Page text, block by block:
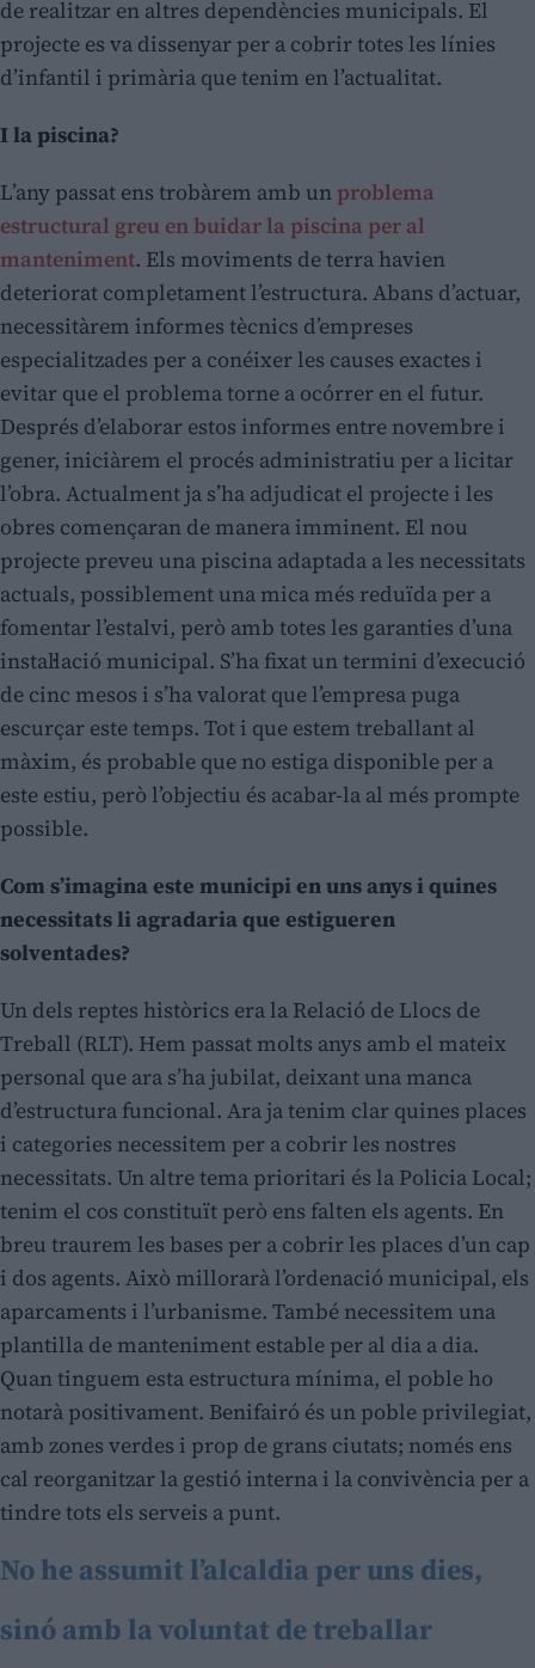
de realitzar en altres dependències municipals. El
projecte es va dissenyar per a cobrir totes les línies
d’infantil i primària que tenim en l’actualitat.
I la piscina?
L’any passat ens trobàrem amb un problema
estructural greu en buidar la piscina per al
manteniment. Els moviments de terra havien
deteriorat completament l’estructura. Abans d’actuar,
necessitàrem informes tècnics d’empreses
especialitzades per a conéixer les causes exactes i
evitar que el problema torne a ocórrer en el futur.
Després d’elaborar estos informes entre novembre i
gener, iniciàrem el procés administratiu per a licitar
l’obra. Actualment ja s’ha adjudicat el projecte i les
obres començaran de manera imminent. El nou
projecte preveu una piscina adaptada a les necessitats
actuals, possiblement una mica més reduïda per a
fomentar l’estalvi, però amb totes les garanties d’una
instal·lació municipal. S’ha fixat un termini d’execució
de cinc mesos i s’ha valorat que l’empresa puga
escurçar este temps. Tot i que estem treballant al
màxim, és probable que no estiga disponible per a
este estiu, però l’objectiu és acabar-la al més prompte
possible.
Com s’imagina este municipi en uns anys i quines
necessitats li agradaria que estigueren
solventades?
Un dels reptes històrics era la Relació de Llocs de
Treball (RLT). Hem passat molts anys amb el mateix
personal que ara s’ha jubilat, deixant una manca
d’estructura funcional. Ara ja tenim clar quines places
i categories necessitem per a cobrir les nostres
necessitats. Un altre tema prioritari és la Policia Local;
tenim el cos constituït però ens falten els agents. En
breu traurem les bases per a cobrir les places d’un cap
i dos agents. Això millorarà l’ordenació municipal, els
aparcaments i l’urbanisme. També necessitem una
plantilla de manteniment estable per al dia a dia.
Quan tinguem esta estructura mínima, el poble ho
notarà positivament. Benifairó és un poble privilegiat,
amb zones verdes i prop de grans ciutats; només ens
cal reorganitzar la gestió interna i la convivència per a
tindre tots els serveis a punt.
No he assumit l’alcaldia per uns dies,
sinó amb la voluntat de treballar